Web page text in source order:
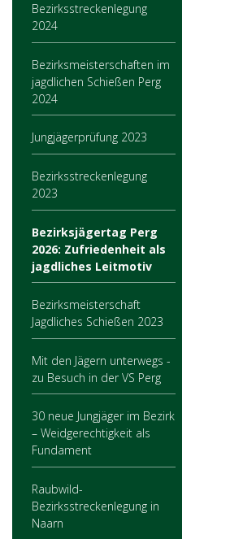
Bezirksstreckenlegung
2024
Bezirksmeisterschaften im
jagdlichen Schießen Perg
2024
Jungjägerprüfung 2023
Bezirksstreckenlegung
2023
Bezirksjägertag Perg
2026: Zufriedenheit als
jagdliches Leitmotiv
Bezirksmeisterschaft
Jagdliches Schießen 2023
Mit den Jägern unterwegs -
zu Besuch in der VS Perg
30 neue Jungjäger im Bezirk
– Weidgerechtigkeit als
Fundament
Raubwild-
Bezirksstreckenlegung in
Naarn